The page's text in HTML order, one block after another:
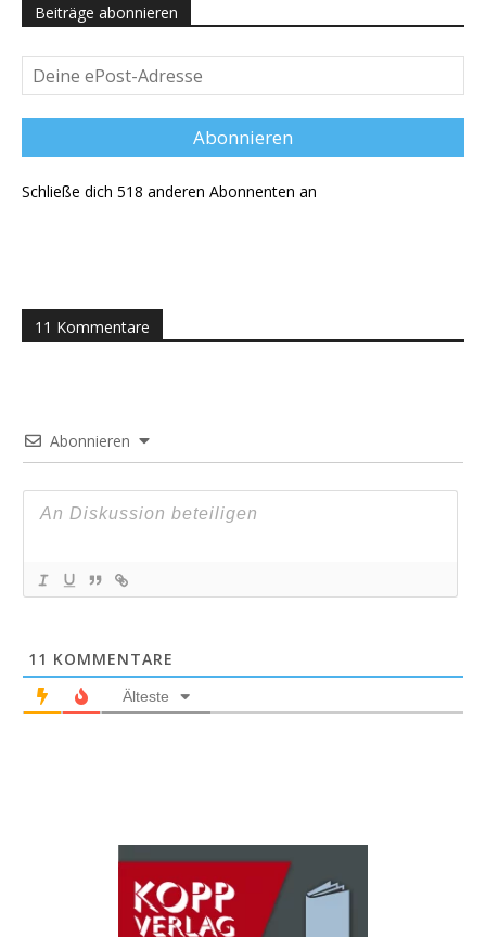
Beiträge abonnieren
Deine
ePost-
Adresse
Abonnieren
Schließe dich 518 anderen Abonnenten an
11 Kommentare
Abonnieren
11 KOMMENTARE
Älteste